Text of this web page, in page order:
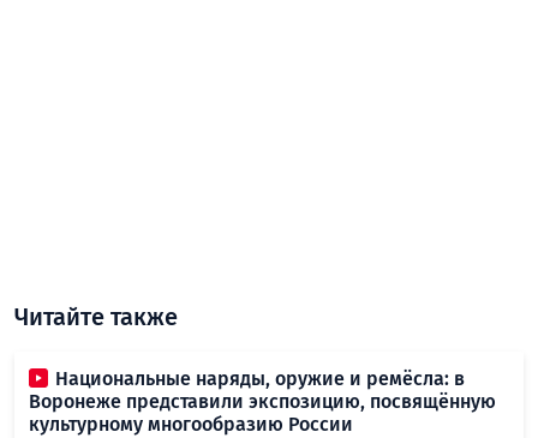
Читайте также
Национальные наряды, оружие и ремёсла: в
Воронеже представили экспозицию, посвящённую
культурному многообразию России